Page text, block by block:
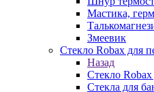
Мастика,
Змеевик
Стекло Robax для
Назад
Стекло
Стекла для